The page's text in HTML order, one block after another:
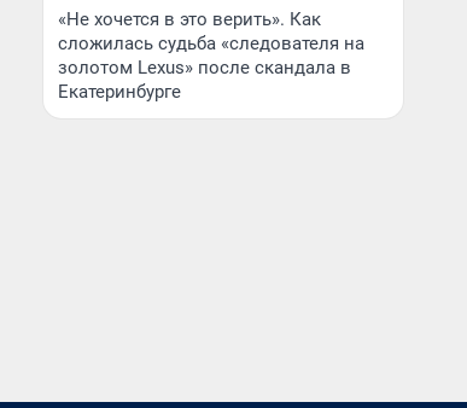
«Не хочется в это верить». Как
сложилась судьба «следователя на
золотом Lexus» после скандала в
Екатеринбурге